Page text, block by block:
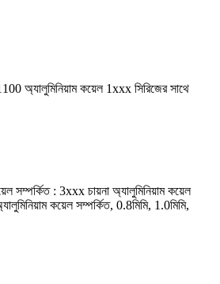
অ্যালুমিনিয়াম কয়েল 1xxx সিরিজের সাথে
: 3xxx চায়না অ্যালুমিনিয়াম কয়েল
কয়েল সম্পর্কিত, 0.8মিমি, 1.0মিমি,